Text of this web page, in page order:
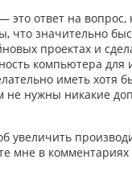
это ответ на вопрос,
что значительно
проектах и
компьютера для
иметь хотя
не нужны никакие
увеличить
мне в